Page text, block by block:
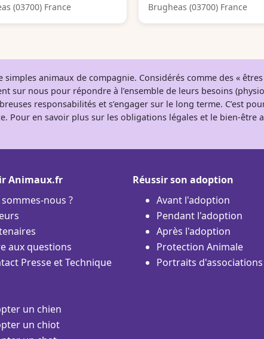
(03700) France
Brugheas (03700) France
simples animaux de compagnie. Considérés comme des «
sur nous pour répondre à l’ensemble de leurs besoins
responsabilités et s’engager sur le long terme. C’est
Pour en savoir plus sur les obligations légales et le bien-être
Animaux.fr
nous ?
aux questions
Presse et Technique
un chien
un chiot
Réussir son adoption
Avant l'adoption
Pendant l'adoption
Après l'adoption
Protection Animale
Portraits d'associations